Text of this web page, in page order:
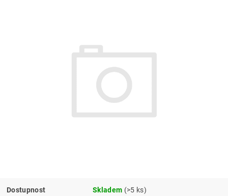
Dostupnost Skladem (>5 ks)